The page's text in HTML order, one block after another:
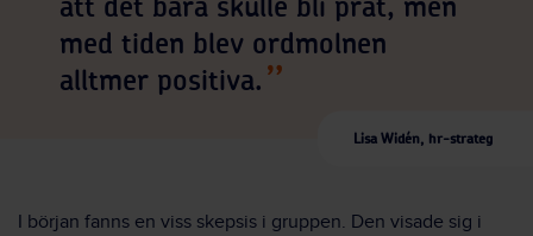
att det bara skulle bli prat, men
med tiden blev ordmolnen
alltmer positiva.
Lisa Widén, hr-strateg
I början fanns en viss skepsis i gruppen. Den visade sig i